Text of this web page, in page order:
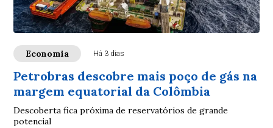
Economia Há 3 dias
Petrobras descobre mais poço de gás na
margem equatorial da Colômbia
Descoberta fica próxima de reservatórios de grande
potencial